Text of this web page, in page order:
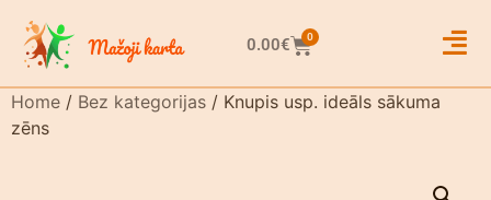
0.00€ 0
Home / Bez kategorijas / Knupis usp. ideāls sākuma
zēns